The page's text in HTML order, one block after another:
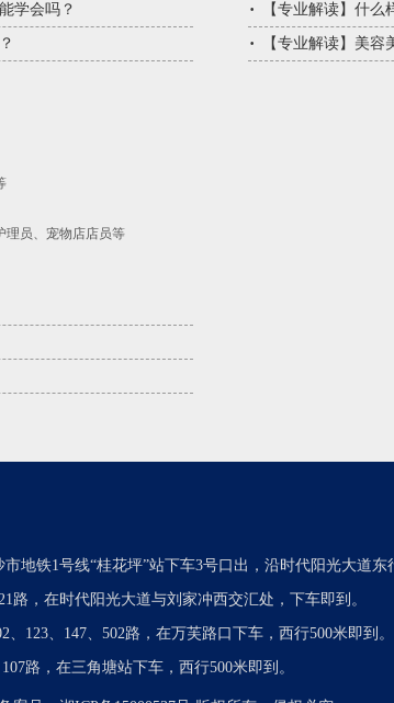
学会吗？ 【专业解读】 什么
【专业解读】 美容
理员、宠物店店员等
市地铁1号线“桂花坪”站下车3号口出，沿时代阳光大道东
路，在时代阳光大道与刘家冲西交汇处，下车即到。
、123、147、502路，在万芙路口下车，西行500米即到。
路，在三角塘站下车，西行500米即到。